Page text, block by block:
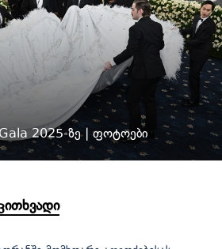
2025-ზე | ფოტოები